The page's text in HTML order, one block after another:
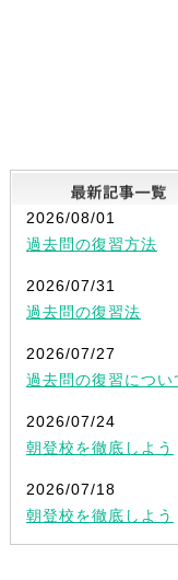
2026/08/01
過去問の復習方法
2026/07/31
過去問の復習法
2026/07/27
過去問の復習につい
2026/07/24
朝登校を徹底しよう
2026/07/18
朝登校を徹底しよう